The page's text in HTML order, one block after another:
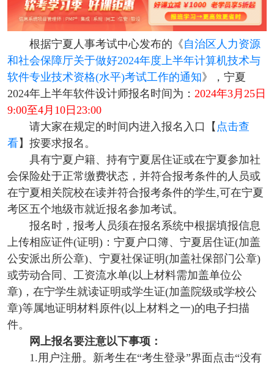
根据宁夏人事考试中心发布的《自治区人力资源
和社会保障厅关于做好2024年度上半年计算机技术与
软件专业技术资格(水平)考试工作的通知》，宁夏
2024年上半年软件设计师报名时间为： 2024年3月25日
9:00至4月10日23:00
请大家在规定的时间内进入报名入口【 点击查
看】按要求报名。
具有宁夏户籍、持有宁夏居住证或在宁夏参加社
会保险处于正常缴费状态，并符合报考条件的人员或
在宁夏相关院校在读并符合报考条件的学生,可在宁夏
考区五个地级市就近报名参加考试。
报名时，报考人员须在报名系统中根据填报信息
上传相应证件(证明)：宁夏户口簿、宁夏居住证(加盖
公安派出所公章)、宁夏社保证明(加盖社保部门公章)
或劳动合同、工资流水单(以上材料需加盖单位公
章)，在宁学生就读证明或学生证(加盖院级或学校公
章)等属地证明材料原件(以上材料之一)的电子扫描
件。
网上报名要注意以下事项：
1.用户注册。新考生在“考生登录”界面点击“没有